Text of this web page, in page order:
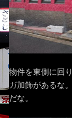
物件を東側に回
ガ加飾があるな
だな。